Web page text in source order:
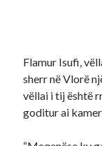
Flamur Isufi,
sherr në Vlorë
vëllai i tij është
goditur ai